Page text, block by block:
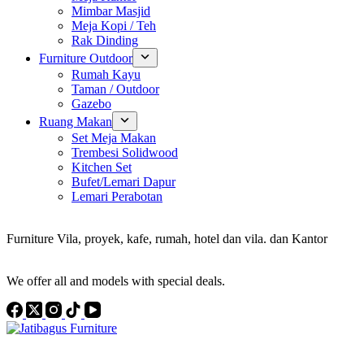
Mimbar Masjid
Meja Kopi / Teh
Rak Dinding
Furniture Outdoor
Rumah Kayu
Taman / Outdoor
Gazebo
Ruang Makan
Set Meja Makan
Trembesi Solidwood
Kitchen Set
Bufet/Lemari Dapur
Lemari Perabotan
Furniture Vila, proyek, kafe, rumah, hotel dan vila. dan Kantor
We offer all and models with special deals.